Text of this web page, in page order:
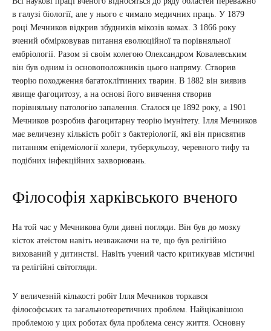
в галузі біології, але у нього є чимало медичних праць. У 1879
році Мечников відкрив збудників мікозів комах. З 1866 року
вчений обмірковував питання еволюційної та порівняльної
ембріології. Разом зі своїм колегою Олександром Ковалевським
він був одним із основоположників цього напряму. Створив
теорію походження багатоклітинних тварин. В 1882 він виявив
явище фагоцитозу, а на основі його вивчення створив
порівняльну патологію запалення. Сталося це 1892 року, а 1901
Мечников розробив фагоцитарну теорію імунітету. Ілля Мечников
має величезну кількість робіт з бактеріології, які він присвятив
питанням епідеміології холери, туберкульозу, черевного тифу та
подібних інфекційних захворювань.
Філософія харківського вченого
На той час у Мечникова були дивні погляди. Він був до мозку
кісток атеїстом навіть незважаючи на те, що був релігійно
вихований у дитинстві. Навіть учений часто критикував містичні
та релігійні світогляди.
У величезній кількості робіт Ілля Мечников торкався
філософських та загальнотеоретичних проблем. Найцікавішою
проблемою у цих роботах була проблема сенсу життя. Основну